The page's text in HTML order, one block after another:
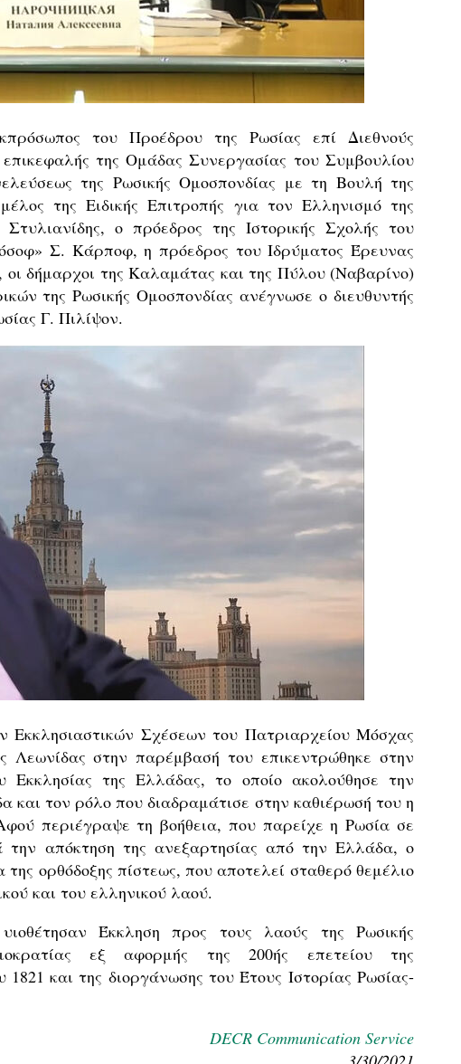
του Προέδρου της Ρωσίας επί Διεθνούς
της Ομάδας Συνεργασίας του Συμβουλίου
της Ρωσικής Ομοσπονδίας με τη Βουλή της
της Ειδικής Επιτροπής για τον Ελληνισμό της
ο πρόεδρος της Ιστορικής Σχολής του
Σ. Κάρποφ, η πρόεδρος του Ιδρύματος Έρευνας
οι δήμαρχοι της Καλαμάτας και της Πύλου (Ναβαρίνο)
της Ρωσικής Ομοσπονδίας ανέγνωσε ο διευθυντής
Γ. Πιλίψον.
Εκκλησιαστικών Σχέσεων του Πατριαρχείου Μόσχας
Λεωνίδας στην παρέμβασή του επικεντρώθηκε στην
Εκκλησίας της Ελλάδας, το οποίο ακολούθησε την
και τον ρόλο που διαδραμάτισε στην καθιέρωσή του η
περιέγραψε τη βοήθεια, που παρείχε η Ρωσία σε
την απόκτηση της ανεξαρτησίας από την Ελλάδα, ο
ορθόδοξης πίστεως, που αποτελεί σταθερό θεμέλιο
και του ελληνικού λαού.
Έκκληση προς τους λαούς της ​Ρωσικής
εξ αφορμής της 200ής επετείου της
και της διοργάνωσης του Έτους Ιστορίας Ρωσίας-
DECR Communication Service